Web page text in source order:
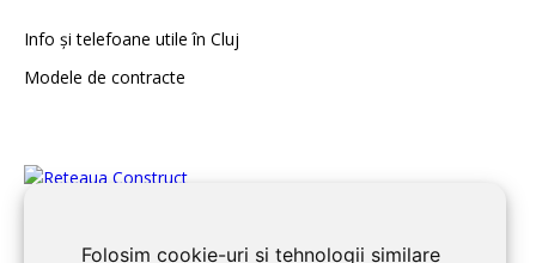
Folosim cookie-uri și tehnologii similare
Info și telefoane utile în Cluj
Modele de contracte